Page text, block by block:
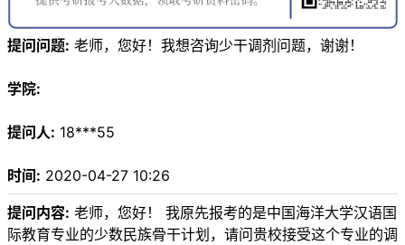
提问问题: 老师，您好！我想咨询少干调剂问题，谢谢！
学院:
提问人: 18***55
时间: 2020-04-27 10:26
提问内容: 老师，您好！ 我原先报考的是中国海洋大学汉语国
际教育专业的少数民族骨干计划，请问贵校接受这个专业的调